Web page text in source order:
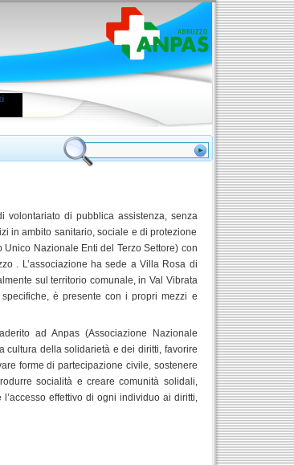
volontariato di pubblica assistenza, senza
in ambito sanitario, sociale e di protezione
Unico Nazionale Enti del Terzo Settore) con
. L’associazione ha sede a Villa Rosa di
sul territorio comunale, in Val Vibrata
è presente con i propri mezzi e
ad Anpas (Associazione Nazionale
cultura della solidarietà e dei diritti, favorire
forme di partecipazione civile, sostenere
socialità e creare comunità solidali,
effettivo di ogni individuo ai diritti,